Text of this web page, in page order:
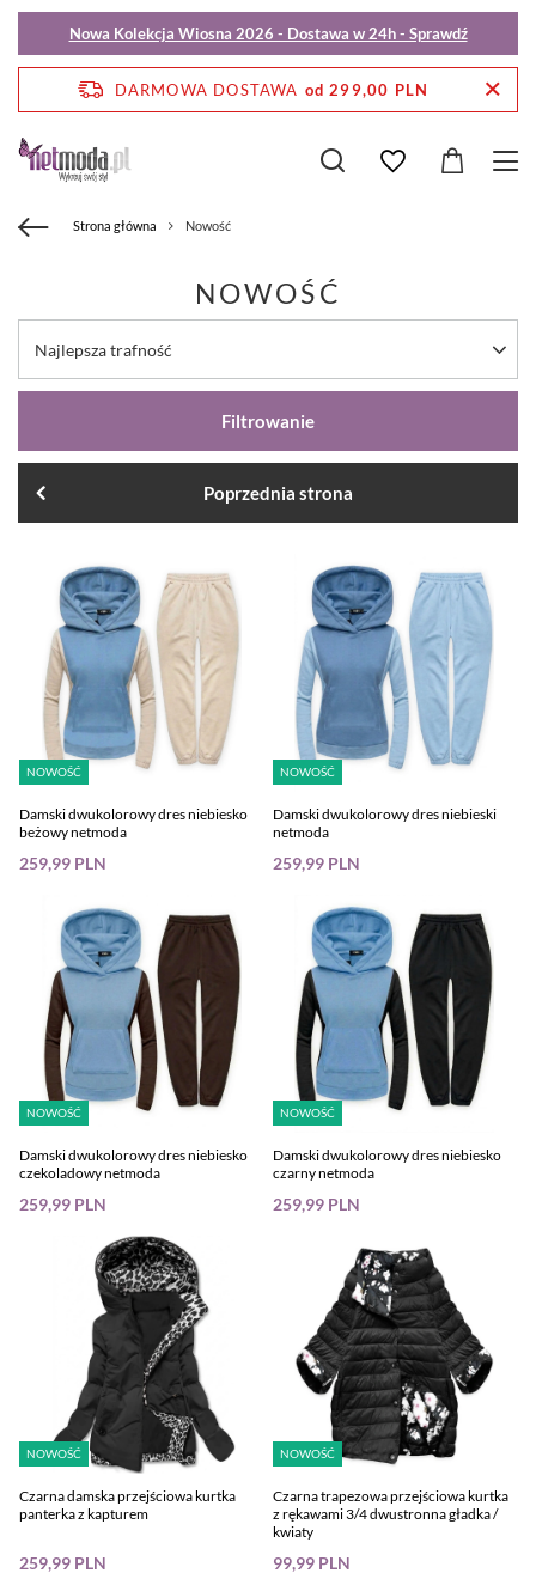
Nowa Kolekcja Wiosna 2026 - Dostawa w 24h - Sprawdź
DARMOWA DOSTAWA od 299,00 PLN
Strona główna Nowość
NOWOŚĆ
Najlepsza trafność
Filtrowanie
Poprzednia strona
NOWOŚĆ
Damski dwukolorowy dres niebiesko
beżowy netmoda
259,99 PLN
NOWOŚĆ
Damski dwukolorowy dres niebieski
netmoda
259,99 PLN
NOWOŚĆ
Damski dwukolorowy dres niebiesko
czekoladowy netmoda
259,99 PLN
NOWOŚĆ
Damski dwukolorowy dres niebiesko
czarny netmoda
259,99 PLN
NOWOŚĆ
Czarna damska przejściowa kurtka
panterka z kapturem
259,99 PLN
NOWOŚĆ
Czarna trapezowa przejściowa kurtka
z rękawami 3/4 dwustronna gładka /
kwiaty
99,99 PLN